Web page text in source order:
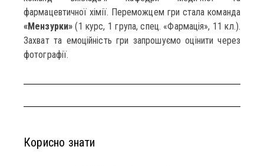
фармацевтичної хімії. Переможцем гри стала команда
«Мензурки»(1 курс, 1 група, спец. «Фармація», 11 кл.).
Захват та емоційність гри запрошуємо оцінити через
фотографії.
Корисно знати